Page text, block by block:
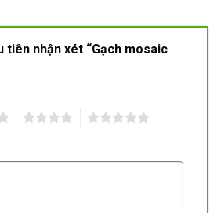
tiên nhận xét “Gạch mosaic